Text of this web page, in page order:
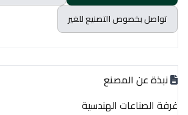
تواصل بخصوص التصنيع للغير
نبذة عن المصنع
غرفة الصناعات الهندسية